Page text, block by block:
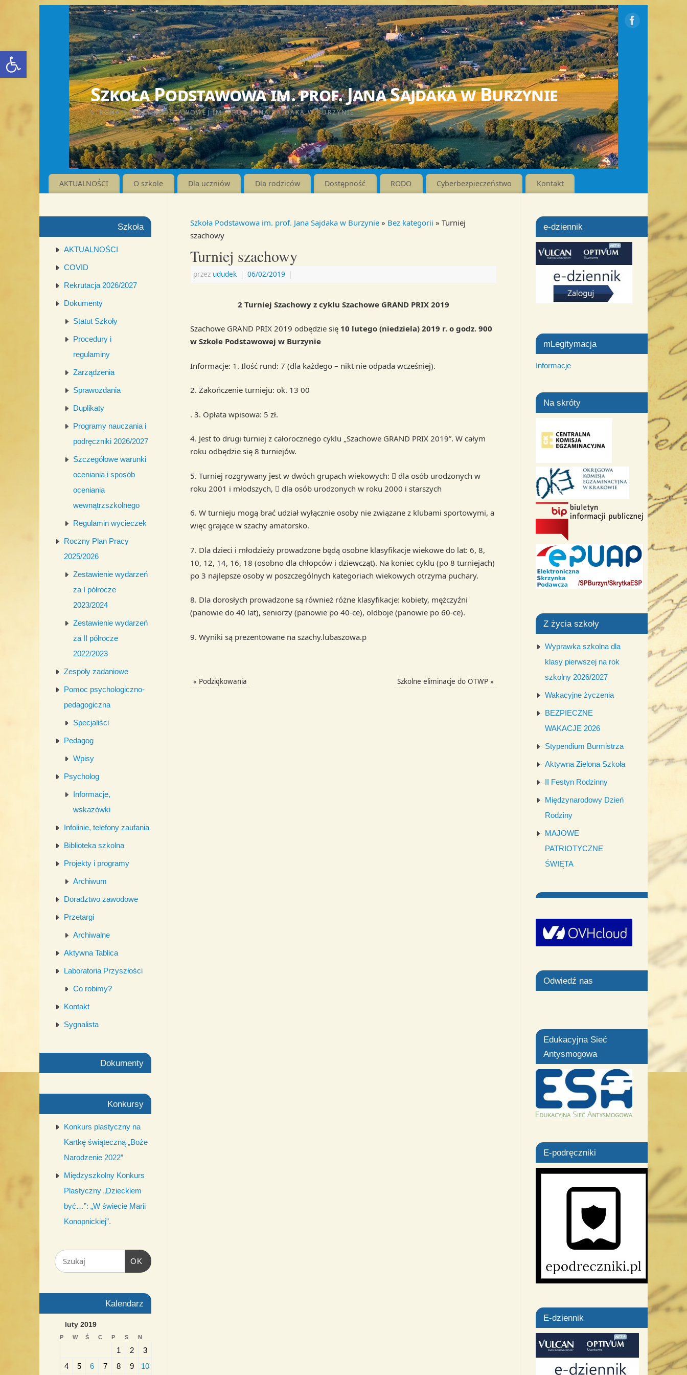
Otwórz pasek narzędzi
Szkoła Podstawowa im. prof. Jana Sajdaka w Burzynie
STRONA SZKOŁY PODSTAWOWEJ IM. PROF. JANA SAJDAKA W BURZYNIE
AKTUALNOŚCI O szkole Dla uczniów Dla rodziców Dostępność RODO Cyberbezpieczeństwo Kontakt
Szkoła Podstawowa im. prof. Jana Sajdaka w Burzynie » Bez kategorii » Turniej
szachowy
Turniej szachowy
przez ududek | 06/02/2019 |
2 Turniej Szachowy z cyklu Szachowe GRAND PRIX 2019
Szachowe GRAND PRIX 2019 odbędzie się 10 lutego (niedziela) 2019 r. o godz. 900
w Szkole Podstawowej w Burzynie
Informacje: 1. Ilość rund: 7 (dla każdego – nikt nie odpada wcześniej).
2. Zakończenie turnieju: ok. 13 00
. 3. Opłata wpisowa: 5 zł.
4. Jest to drugi turniej z całorocznego cyklu „Szachowe GRAND PRIX 2019”. W całym
roku odbędzie się 8 turniejów.
5. Turniej rozgrywany jest w dwóch grupach wiekowych:  dla osób urodzonych w
roku 2001 i młodszych,  dla osób urodzonych w roku 2000 i starszych
6. W turnieju mogą brać udział wyłącznie osoby nie związane z klubami sportowymi, a
więc grające w szachy amatorsko.
7. Dla dzieci i młodzieży prowadzone będą osobne klasyfikacje wiekowe do lat: 6, 8,
10, 12, 14, 16, 18 (osobno dla chłopców i dziewcząt). Na koniec cyklu (po 8 turniejach)
po 3 najlepsze osoby w poszczególnych kategoriach wiekowych otrzyma puchary.
8. Dla dorosłych prowadzone są również różne klasyfikacje: kobiety, mężczyźni
(panowie do 40 lat), seniorzy (panowie po 40-ce), oldboje (panowie po 60-ce).
9. Wyniki są prezentowane na szachy.lubaszowa.p
« Podziękowania Szkolne eliminacje do OTWP »
Szkoła
AKTUALNOŚCI
COVID
Rekrutacja 2026/2027
Dokumenty
Statut Szkoły
Procedury i
regulaminy
Zarządzenia
Sprawozdania
Duplikaty
Programy nauczania i
podręczniki 2026/2027
Szczegółowe warunki
oceniania i sposób
oceniania
wewnątrzszkolnego
Regulamin wycieczek
Roczny Plan Pracy
2025/2026
Zestawienie wydarzeń
za I półrocze
2023/2024
Zestawienie wydarzeń
za II półrocze
2022/2023
Zespoły zadaniowe
Pomoc psychologiczno-
pedagogiczna
Specjaliści
Pedagog
Wpisy
Psycholog
Informacje,
wskazówki
Infolinie, telefony zaufania
Biblioteka szkolna
Projekty i programy
Archiwum
Doradztwo zawodowe
Przetargi
Archiwalne
Aktywna Tablica
Laboratoria Przyszłości
Co robimy?
Kontakt
Sygnalista
Dokumenty
Konkursy
Konkurs plastyczny na
Kartkę świąteczną „Boże
Narodzenie 2022”
Międzyszkolny Konkurs
Plastyczny „Dzieckiem
być…”: „W świecie Marii
Konopnickiej”.
OK
Kalendarz
luty 2019
P W Ś C P S N
1 2
3
4
5 6 7 8 9 10
e-dziennik
mLegitymacja
Informacje
Na skróty
Z życia szkoły
Wyprawka szkolna dla
klasy pierwszej na rok
szkolny 2026/2027
Wakacyjne życzenia
BEZPIECZNE
WAKACJE 2026
Stypendium Burmistrza
Aktywna Zielona Szkoła
II Festyn Rodzinny
Międzynarodowy Dzień
Rodziny
MAJOWE
PATRIOTYCZNE
ŚWIĘTA
Odwiedź nas
Edukacyjna Sieć
Antysmogowa
E-podręczniki
E-dziennik